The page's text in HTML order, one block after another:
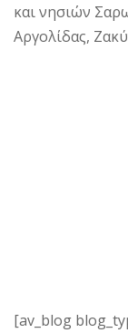
και νησιών
Αργολίδας,
[av_blog